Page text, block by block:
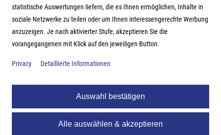
Address
Hutter Trade GmbH + Co KG
Bgm.-Landmann-Platz 1-5
statistische Auswertungen liefern, die es Ihnen ermöglichen, Inhalte in
soziale Netzwerke zu teilen oder um Ihnen interessengerechte Werbung
anzuzeigen. Je nach aktivierter Stufe, akzeptieren Sie die
vorangegangenen mit Klick auf den jeweiligen Button.
Privacy Detaillierte Informationen
Auswahl bestätigen
Alle auswählen & akzeptieren